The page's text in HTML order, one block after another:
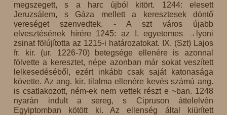
megszegett, s a harc újból kitört. 1244: elesett
Jeruzsálem, s Gáza mellett a keresztesek döntő
vereséget szenvedtek. - A szt város újabb
elvesztésének hírére 1245: az I. egyetemes →lyoni
zsinat fölújította az 1215-i határozatokat. IX. (Szt) Lajos
fr. kir. (ur. 1226-70) betegsége ellenére is azonnal
fölvette a keresztet, népe azonban már sokat veszített
lelkesedéséből, ezért inkább csak saját katonasága
követte. Az ang. kir. tilalma ellenére kevés számú ang.
is csatlakozott, ném-ek nem vettek részt e ~ban. 1248
nyarán indult a sereg, s Cipruson áttelelvén
Egyiptomban kötött ki. Az ellenség által kiürített